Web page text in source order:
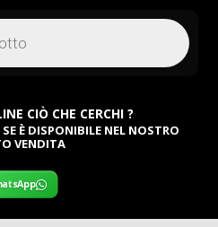
CIÒ CHE CERCHI ?
È DISPONIBILE NEL NOSTRO
VENDITA